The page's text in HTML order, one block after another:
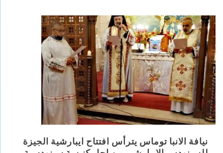
نيافة الانبا توماس يترأس افتتاح ايبارشية الجيزة